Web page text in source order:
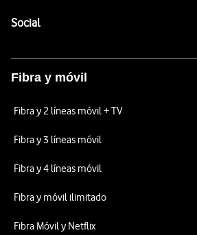
SocialEnlaces a las redes sociales de
Fibra y móvil
Fibra y 2 líneas móvil + TV
Fibra y 3 líneas móvil
Fibra y 4 líneas móvil
Fibra y móvil ilimitado
Fibra Móvil y Netflix